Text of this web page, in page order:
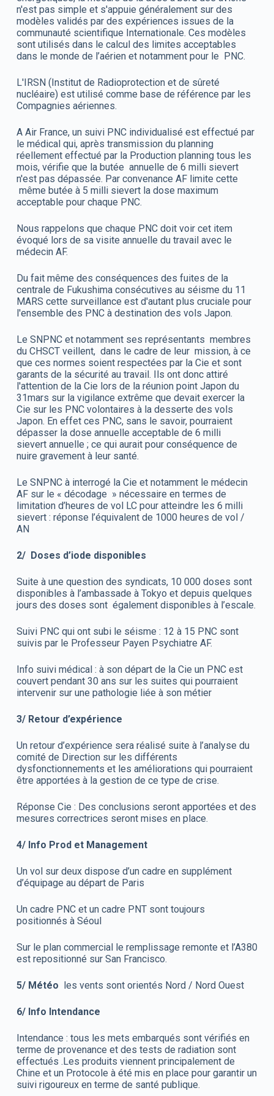
n'est pas simple et s'appuie généralement sur des
modèles validés par des expériences issues de la
communauté scientifique Internationale. Ces modèles
sont utilisés dans le calcul des limites acceptables
dans le monde de l’aérien et notamment pour le PNC.
L'IRSN (Institut de Radioprotection et de sûreté
nucléaire) est utilisé comme base de référence par les
Compagnies aériennes.
A Air France, un suivi PNC individualisé est effectué par
le médical qui, après transmission du planning
réellement effectué par la Production planning tous les
mois, vérifie que la butée annuelle de 6 milli sievert
n'est pas dépassée. Par convenance AF limite cette
même butée à 5 milli sievert la dose maximum
acceptable pour chaque PNC.
Nous rappelons que chaque PNC doit voir cet item
évoqué lors de sa visite annuelle du travail avec le
médecin AF.
Du fait même des conséquences des fuites de la
centrale de Fukushima consécutives au séisme du 11
MARS cette surveillance est d'autant plus cruciale pour
l'ensemble des PNC à destination des vols Japon.
Le SNPNC et notamment ses représentants membres
du CHSCT veillent, dans le cadre de leur mission, à ce
que ces normes soient respectées par la Cie et sont
garants de la sécurité au travail. Ils ont donc attiré
l'attention de la Cie lors de la réunion point Japon du
31mars sur la vigilance extrême que devait exercer la
Cie sur les PNC volontaires à la desserte des vols
Japon. En effet ces PNC, sans le savoir, pourraient
dépasser la dose annuelle acceptable de 6 milli
sievert annuelle ; ce qui aurait pour conséquence de
nuire gravement à leur santé.
Le SNPNC à interrogé la Cie et notamment le médecin
AF sur le « décodage » nécessaire en termes de
limitation d’heures de vol LC pour atteindre les 6 milli
sievert : réponse l’équivalent de 1000 heures de vol /
AN
2/ Doses d’iode disponibles
Suite à une question des syndicats, 10 000 doses sont
disponibles à l’ambassade à Tokyo et depuis quelques
jours des doses sont également disponibles à l’escale.
Suivi PNC qui ont subi le séisme : 12 à 15 PNC sont
suivis par le Professeur Payen Psychiatre AF.
Info suivi médical : à son départ de la Cie un PNC est
couvert pendant 30 ans sur les suites qui pourraient
intervenir sur une pathologie liée à son métier
3/ Retour d’expérience
Un retour d’expérience sera réalisé suite à l’analyse du
comité de Direction sur les différents
dysfonctionnements et les améliorations qui pourraient
être apportées à la gestion de ce type de crise.
Réponse Cie : Des conclusions seront apportées et des
mesures correctrices seront mises en place.
4/ Info Prod et Management
Un vol sur deux dispose d’un cadre en supplément
d’équipage au départ de Paris
Un cadre PNC et un cadre PNT sont toujours
positionnés à Séoul
Sur le plan commercial le remplissage remonte et l’A380
est repositionné sur San Francisco.
5/ Météo les vents sont orientés Nord / Nord Ouest
6/ Info Intendance
Intendance : tous les mets embarqués sont vérifiés en
terme de provenance et des tests de radiation sont
effectués .Les produits viennent principalement de
Chine et un Protocole à été mis en place pour garantir un
suivi rigoureux en terme de santé publique.